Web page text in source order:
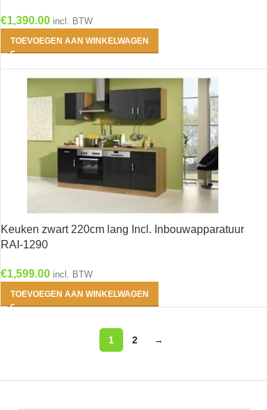
€1,390.00 incl. BTW
TOEVOEGEN AAN WINKELWAGEN
Keuken zwart 220cm lang Incl. Inbouwapparatuur
RAI-1290
€1,599.00 incl. BTW
TOEVOEGEN AAN WINKELWAGEN
1 2 →